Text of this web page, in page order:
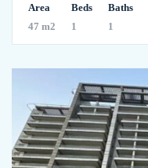
Area
47 m2
Beds
1
Baths
1